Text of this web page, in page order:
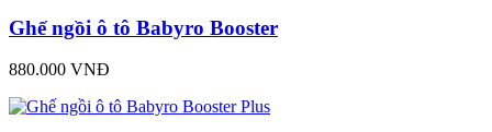
Ghế ngồi ô tô Babyro Booster
880.000 VNĐ